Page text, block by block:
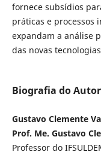
fornece subsídios
práticas e processos
expandam a análise
das novas
Biografia do Autor
Gustavo Clemente
Prof. Me. Gustavo
Professor do